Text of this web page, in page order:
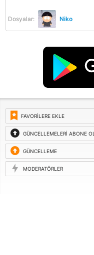
Dosyalar: Niko
FAVORILERE EKLE
GÜNCELLEMELERI ABONE OL
GÜNCELLEME
ISTEĞI
MODERATÖRLER